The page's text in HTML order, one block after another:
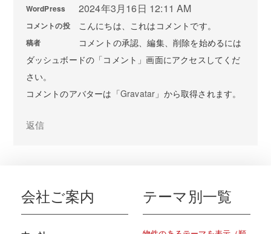
WordPress
コメントの投
稿者
2024年3月16日 12:11 AM
こんにちは、これはコメントです。
コメントの承認、編集、削除を始めるには
ダッシュボードの「コメント」画面にアクセスしてくだ
さい。
コメントのアバターは「Gravatar 」から取得されます。
返信
会社ご案内 テーマ別一覧